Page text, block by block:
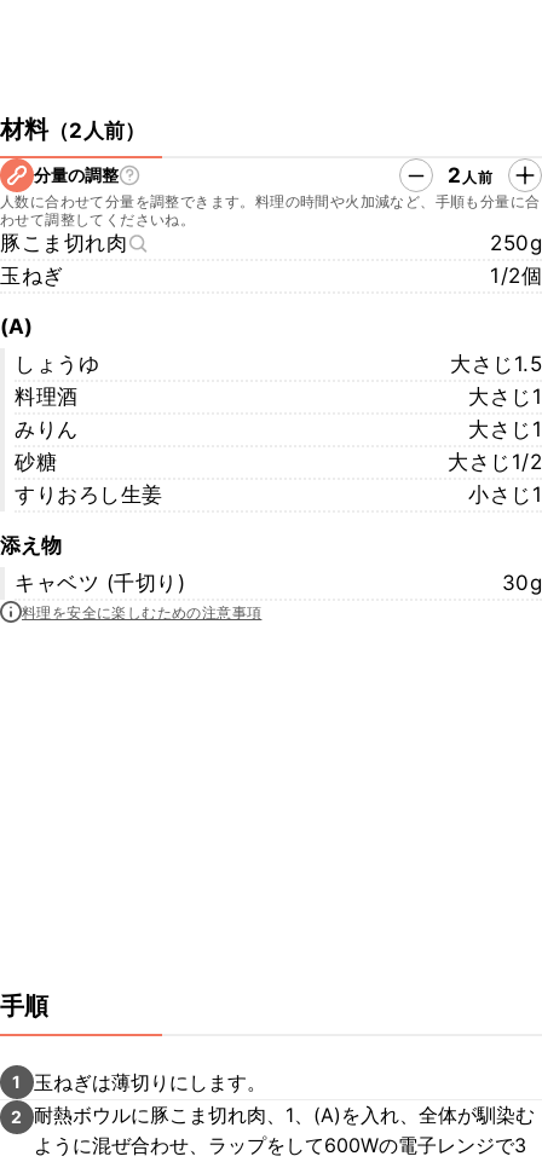
材料（2人前）
分量の調整 2 人前
人数に合わせて分量を調整できます。料理の時間や火加減など、手順も分量に合
わせて調整してくださいね。
豚こま切れ肉
250g
玉ねぎ
1/2個
(A)
しょうゆ
大さじ1.5
料理酒
大さじ1
みりん
大さじ1
砂糖
大さじ1/2
すりおろし生姜
小さじ1
添え物
キャベツ (千切り)
30g
料理を安全に楽しむための注意事項
手順
1 玉ねぎは薄切りにします。
2
耐熱ボウルに豚こま切れ肉、1、(A)を入れ、全体が馴染む
ように混ぜ合わせ、ラップをして600Wの電子レンジで3